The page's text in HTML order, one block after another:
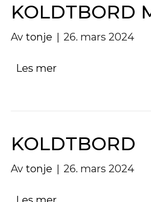
KOLDTBORD
Av tonje | 26. mars 2024
Les mer
KOLDTBORD
Av tonje | 26. mars 2024